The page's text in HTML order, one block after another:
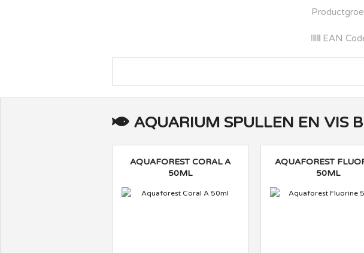
EAN
AQUARIUM SPULLEN EN VIS
AQUAFOREST CORAL A
50ML
AQUAFOREST
50ML